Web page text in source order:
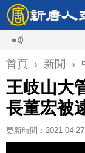
首頁 › 新聞 ›
王岐山大
長董宏被
更新時間：2021-04-